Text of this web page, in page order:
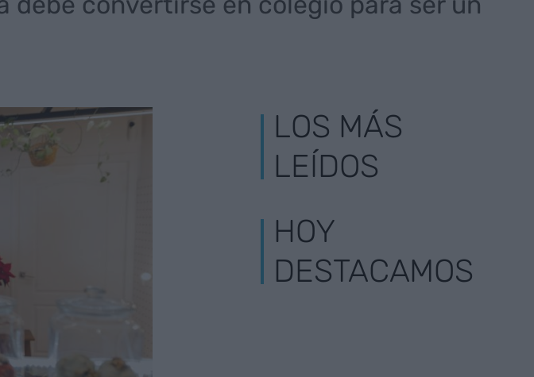
LOS MÁS
LEÍDOS
HOY
DESTACAMOS